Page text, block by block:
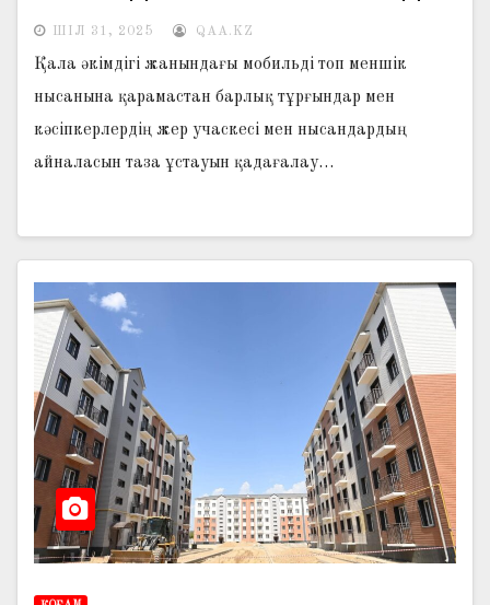
ШІЛ 31, 2025 QAA.KZ
Қала әкімдігі жанындағы мобильді топ меншік
нысанына қарамастан барлық тұрғындар мен
кәсіпкерлердің жер учаскесі мен нысандардың
айналасын таза ұстауын қадағалау…